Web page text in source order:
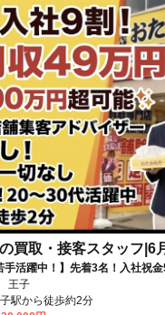
買取・接客スタッフ|6
手活躍中！】先着3名！入社祝
王子
駅から徒歩約2分